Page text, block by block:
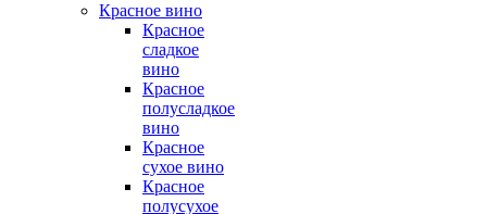
Красное вино
Красное
сладкое
вино
Красное
полусладкое
вино
Красное
сухое вино
Красное
полусухое